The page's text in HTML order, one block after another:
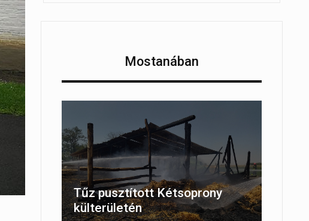
Mostanában
Tűz pusztított Kétsoprony
külterületén